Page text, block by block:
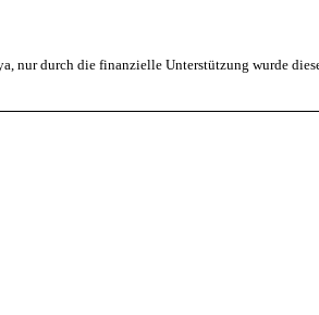
nur durch die finanzielle Unterstützung wurde